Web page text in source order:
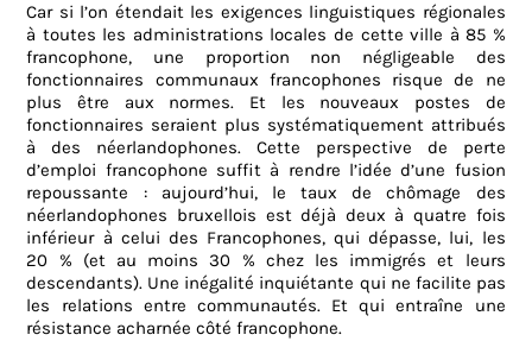
Car si l’on étendait les exigences linguistiques régionales
à toutes les administrations locales de cette ville à 85 %
francophone, une proportion non négligeable des
fonctionnaires communaux francophones risque de ne
plus être aux normes. Et les nouveaux postes de
fonctionnaires seraient plus systématiquement attribués
à des néerlandophones. Cette perspective de perte
d’emploi francophone suffit à rendre l’idée d’une fusion
repoussante : aujourd’hui, le taux de chômage des
néerlandophones bruxellois est déjà deux à quatre fois
inférieur à celui des Francophones, qui dépasse, lui, les
20 % (et au moins 30 % chez les immigrés et leurs
descendants). Une inégalité inquiétante qui ne facilite pas
les relations entre communautés. Et qui entraîne une
résistance acharnée côté francophone.